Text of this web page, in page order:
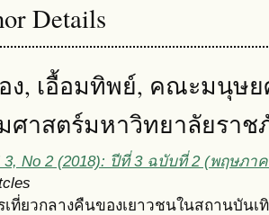
Details
ง, เอื้อมทิพย์, คณะมนุษ
ศาสตร์มหาวิทยาลัยราช
3, No 2 (2018): ปีที่ 3 ฉบับที่ 2 (พฤษภา
เที่ยวกลางคืนของเยาวชนในสถานบันเ